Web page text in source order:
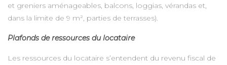
et greniers aménageables, balcons, loggias, vérandas et,
dans la limite de 9 m², parties de terrasses).
Plafonds de ressources du locataire
Les ressources du locataire s’entendent du revenu fiscal de